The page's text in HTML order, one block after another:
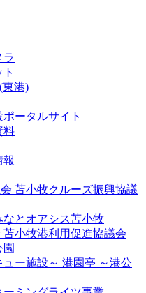
ラ
東港)
ポータルサイト
料
報
苫小牧クルーズ振興協議
なとオアシス苫小牧
苫小牧港利用促進協議会
港園亭 ～港公